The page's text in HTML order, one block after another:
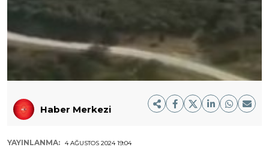
Haber Merkezi
YAYINLANMA: 4 AĞUSTOS 2024 19:04